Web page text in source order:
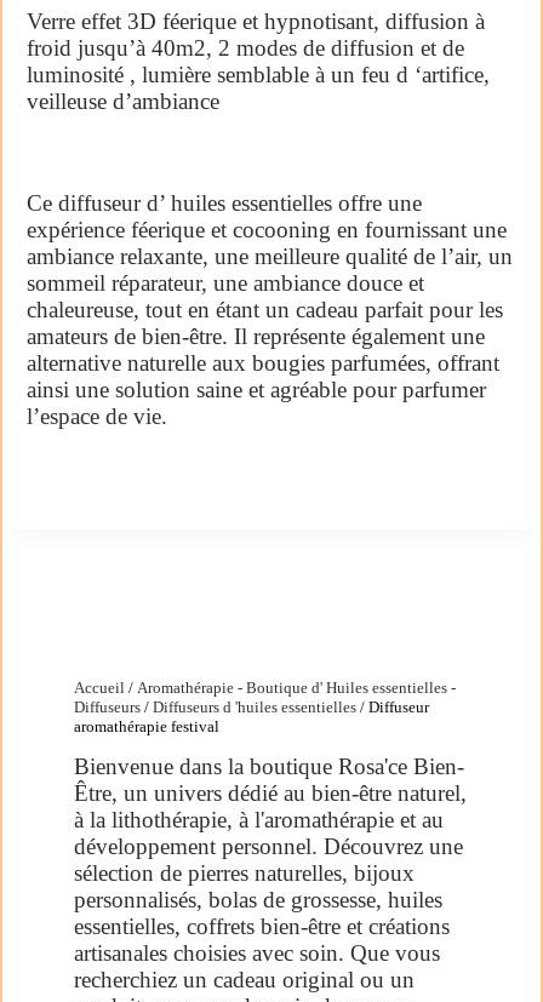
Verre effet 3D féerique et hypnotisant, diffusion à
froid jusqu’à 40m2, 2 modes de diffusion et de
luminosité , lumière semblable à un feu d ‘artifice,
veilleuse d’ambiance
Ce diffuseur d’ huiles essentielles offre une
expérience féerique et cocooning en fournissant une
ambiance relaxante, une meilleure qualité de l’air, un
sommeil réparateur, une ambiance douce et
chaleureuse, tout en étant un cadeau parfait pour les
amateurs de bien-être. Il représente également une
alternative naturelle aux bougies parfumées, offrant
ainsi une solution saine et agréable pour parfumer
l’espace de vie.
Accueil / Aromathérapie - Boutique d' Huiles essentielles -
Diffuseurs / Diffuseurs d 'huiles essentielles / Diffuseur
aromathérapie festival
Bienvenue dans la boutique Rosa'ce Bien-
Être, un univers dédié au bien-être naturel,
à la lithothérapie, à l'aromathérapie et au
développement personnel. Découvrez une
sélection de pierres naturelles, bijoux
personnalisés, bolas de grossesse, huiles
essentielles, coffrets bien-être et créations
artisanales choisies avec soin. Que vous
recherchiez un cadeau original ou un